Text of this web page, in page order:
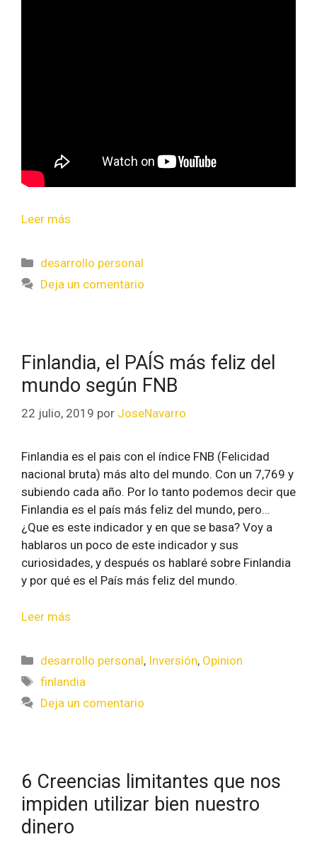
Leer más
desarrollo personal
Deja un comentario
Finlandia, el PAÍS más feliz del
mundo según FNB
22 julio, 2019 por JoseNavarro
Finlandia es el pais con el índice FNB (Felicidad
nacional bruta) más alto del mundo. Con un 7,769 y
subiendo cada año. Por lo tanto podemos decir que
Finlandia es el país más feliz del mundo, pero…
¿Que es este indicador y en que se basa? Voy a
hablaros un poco de este indicador y sus
curiosidades, y después os hablaré sobre Finlandia
y por qué es el País más feliz del mundo.
Leer más
desarrollo personal, Inversión, Opinion
finlandia
Deja un comentario
6 Creencias limitantes que nos
impiden utilizar bien nuestro
dinero